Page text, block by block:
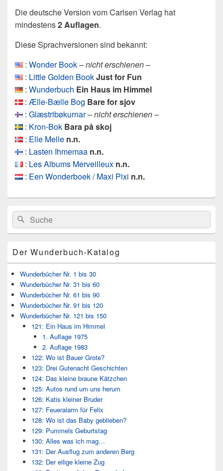
Die deutsche Version vom Carlsen Verlag hat
mindestens2 Auflagen.
Diese Sprachversionen sind bekannt:
: Wonder Book– nicht erschienen –
: Little Golden BookJust for Fun
: Wunderbuch Ein Haus im Himmel
: Ælle-Bælle Bog Bare for sjov
: Glæstribøkurnar– nicht erschienen –
: Kron-Bok Bara på skoj
: Elle Melle n.n.
: Lasten Ihmemaa n.n.
: Les Albums Merveilleux n.n.
: Een Wonderboek / Maxi Pixi n.n.
Primärer
Seitenleisten
Widget-
Bereich
Search
for:
Suche
Der Wunderbuch-Katalog
Wunderbücher Nr. 1 bis 30
Wunderbücher Nr. 31 bis 60
Wunderbücher Nr. 61 bis 90
Wunderbücher Nr. 91 bis 120
Wunderbücher Nr. 121 bis 150
121: Ein Haus im Himmel
1. Auflage 1975
2. Auflage 1983
122: Wo ist Bauer Grote?
123: Drei Gutenacht Geschichten
124: Das kleine braune Kätzchen
125: Autos rund um uns herum
126: Katis kleiner Bruder
127: Feueralarm für Felix
128: Wo ist das Baby geblieben?
129: Pummels Geburtstag
130: Alles was ich mag…
131: Der Ausflug zum anderen Berg
132: Der eilige kleine Zug